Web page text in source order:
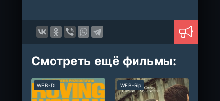
Смотреть ещё фильмы:
WEB-DL WEB-Rip